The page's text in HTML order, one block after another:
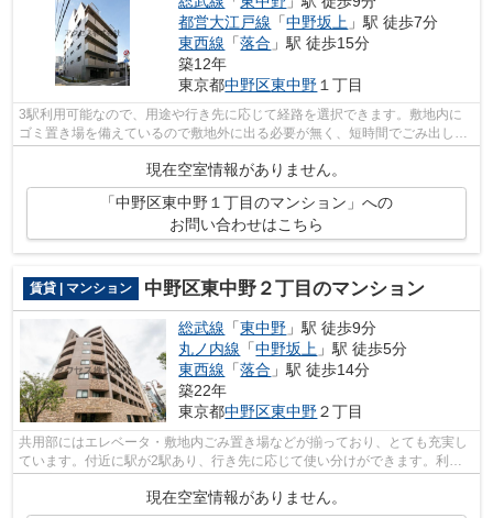
都営大江戸線 「中野坂上 」駅 徒歩7分
東西線 「落合 」駅 徒歩15分
築12年
東京都中野区東中野 １丁目
3駅利用可能なので、用途や行き先に応じて経路を選択できます。敷地内に
ゴミ置き場を備えているので敷地外に出る必要が無く、短時間でごみ出しを
終えられます。クレジットカードで初期...
現在空室情報がありません。
「中野区東中野１丁目のマンション」への
お問い合わせはこちら
賃貸 | マンション 中野区東中野２丁目のマンション
総武線 「東中野 」駅 徒歩9分
丸ノ内線 「中野坂上 」駅 徒歩5分
東西線 「落合 」駅 徒歩14分
築22年
東京都中野区東中野２丁目
共用部にはエレベータ・敷地内ごみ置き場などが揃っており、とても充実し
ています。付近に駅が2駅あり、行き先に応じて使い分けができます。利便
性の高い徒歩9分の物件です。こちらの...
現在空室情報がありません。